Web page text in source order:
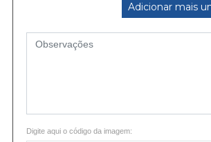
Adicionar mais
Digite aqui o código da imagem: